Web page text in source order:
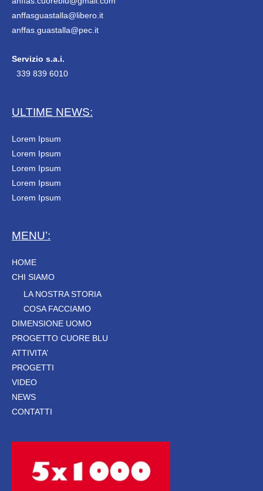
anffasguastalla@libero.it
anffas.guastalla@pec.it
Servizio s.a.i.
339 839 6010
ULTIME NEWS:
Lorem Ipsum
Lorem Ipsum
Lorem Ipsum
Lorem Ipsum
Lorem Ipsum
MENU’:
HOME
CHI SIAMO
LA NOSTRA STORIA
COSA FACCIAMO
DIMENSIONE UOMO
PROGETTO CUORE BLU
ATTIVITA’
PROGETTI
VIDEO
NEWS
CONTATTI